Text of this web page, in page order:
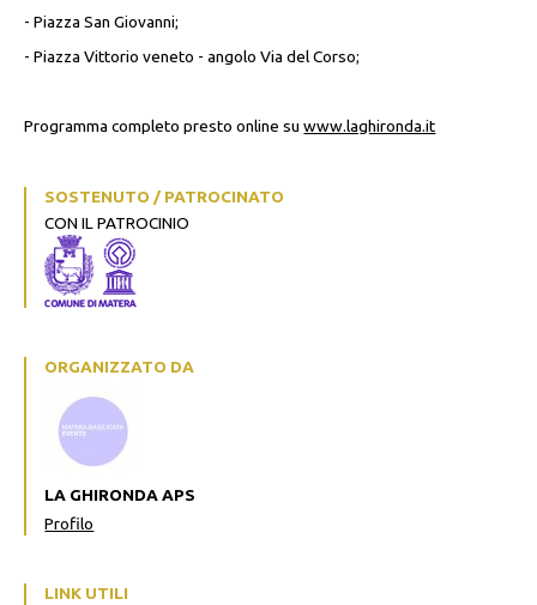
- Piazza San Giovanni;
- Piazza Vittorio veneto - angolo Via del Corso;
Programma completo presto online suwww.laghironda.it
SOSTENUTO / PATROCINATO
CON IL PATROCINIO
ORGANIZZATO DA
LA GHIRONDA APS
Profilo
LINK UTILI